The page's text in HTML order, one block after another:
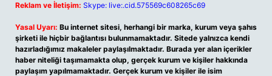
Reklam ve İletişim: Skype: live:.cid.575569c608265c69
Yasal Uyarı: Bu internet sitesi, herhangi bir marka, kurum veya şahıs
şirketi ile hiçbir bağlantısı bulunmamaktadır. Sitede yalnızca kendi
hazırladığımız makaleler paylaşılmaktadır. Burada yer alan içerikler
haber niteliği taşımamakta olup, gerçek kurum ve kişiler hakkında
paylaşım yapılmamaktadır. Gerçek kurum ve kişiler ile isim